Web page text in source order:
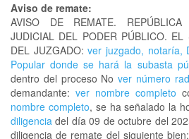
Aviso de remate:
AVISO DE REMATE.
JUDICIAL DEL PODER PÚBLICO. EL
DEL JUZGADO: ver juzgado, notaría,
Popular donde se hará la subasta
dentro del proceso Nover número
demandante: ver nombre completo
nombre completo, se ha señalado la
diligencia del día 09 de octubre del
diligencia de remate del siguiente